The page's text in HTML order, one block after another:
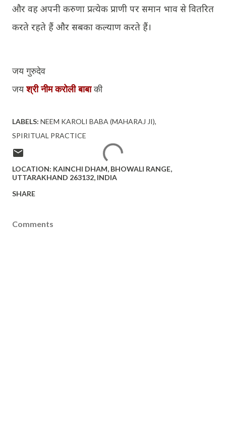
और वह अपनी करुणा प्रत्येक प्राणी पर समान भाव से वितरित
करते रहते हैं और सबका कल्याण करते हैं।
जय गुरुदेव
जयश्री नीम करोली बाबाकी
LABELS: NEEM KAROLI BABA (MAHARAJ JI)
SPIRITUAL PRACTICE
LOCATION: KAINCHI DHAM, BHOWALI RANGE,
UTTARAKHAND 263132, INDIA
SHARE
Comments